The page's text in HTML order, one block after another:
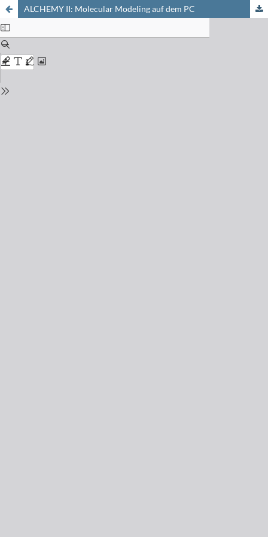
ALCHEMY II: Molecular Modeling auf dem PC